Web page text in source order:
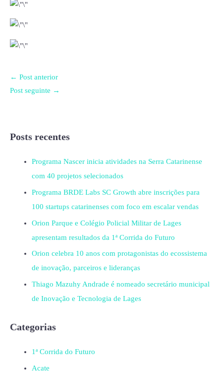
← Post anterior
Post seguinte →
Posts recentes
Programa Nascer inicia atividades na Serra Catarinense
com 40 projetos selecionados
Programa BRDE Labs SC Growth abre inscrições para
100 startups catarinenses com foco em escalar vendas
Orion Parque e Colégio Policial Militar de Lages
apresentam resultados da 1ª Corrida do Futuro
Orion celebra 10 anos com protagonistas do ecossistema
de inovação, parceiros e lideranças
Thiago Mazuhy Andrade é nomeado secretário municipal
de Inovação e Tecnologia de Lages
Categorias
1ª Corrida do Futuro
Acate